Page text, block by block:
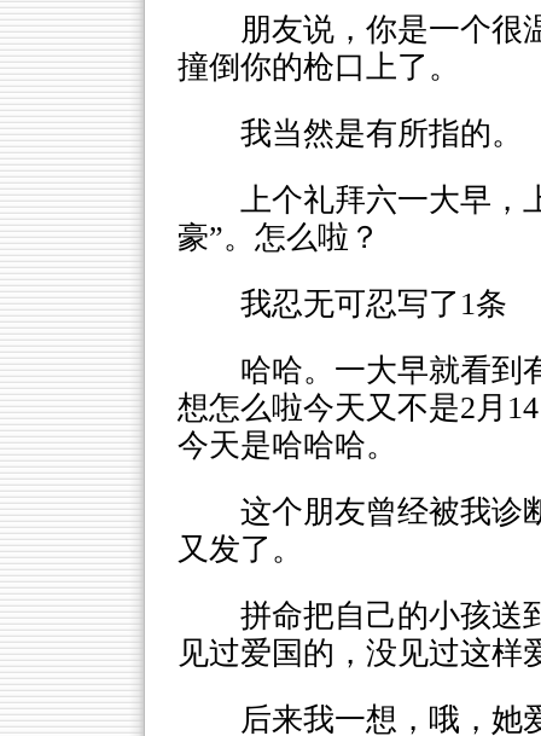
朋友说，你是一个很
撞倒你的枪口上了。
我当然是有所指的。
上个礼拜六一大早，
豪”。怎么啦？
我忍无可忍写了1条
哈哈。一大早就看到
想怎么啦今天又不是2月
今天是哈哈哈。
这个朋友曾经被我诊
又发了。
拼命把自己的小孩送
见过爱国的，没见过这样
后来我一想，哦，她